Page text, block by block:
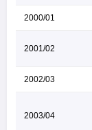
2000/01
2001/02
2002/03
2003/04